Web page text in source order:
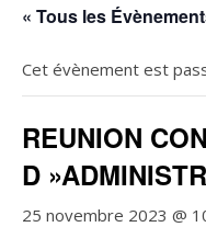
« Tous les
Cet évènement est
REUNION
D
25 novembre 2023 @